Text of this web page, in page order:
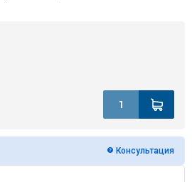
Консультация